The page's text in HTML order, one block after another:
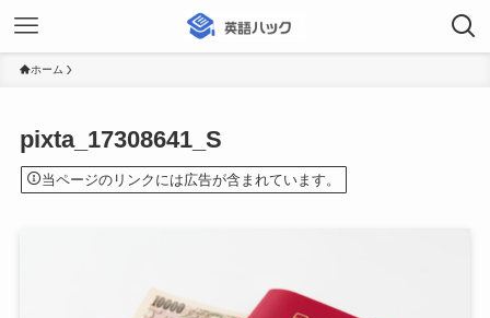
ホーム
pixta_17308641_S
当ページのリンクには広告が含まれています。